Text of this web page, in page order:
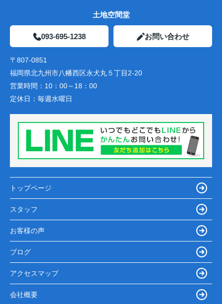
土地空間堂
093-695-1238 お問い合わせ
〒807-0851
福岡県北九州市八幡西区永犬丸５丁目2-20
営業時間： 10：00～18：00
定休日： 毎週水曜日
トップページ
スタッフ
お客様の声
ブログ
アクセスマップ
会社概要